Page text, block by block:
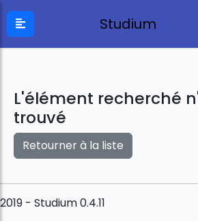
Studium
L'élément recherché
trouvé
Retourner à la liste
2019 - Studium 0.4.11